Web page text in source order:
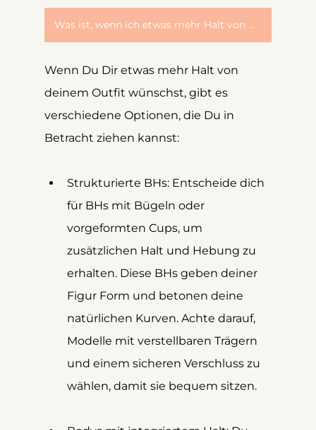
Was ist, wenn ich etwas mehr Halt von meinem Outfit möchte?
Wenn Du Dir etwas mehr Halt von
deinem Outfit wünschst, gibt es
verschiedene Optionen, die Du in
Betracht ziehen kannst:
Strukturierte BHs: Entscheide dich
für BHs mit Bügeln oder
vorgeformten Cups, um
zusätzlichen Halt und Hebung zu
erhalten. Diese BHs geben deiner
Figur Form und betonen deine
natürlichen Kurven. Achte darauf,
Modelle mit verstellbaren Trägern
und einem sicheren Verschluss zu
wählen, damit sie bequem sitzen.